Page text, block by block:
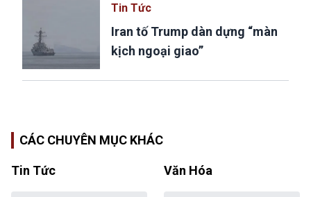
Tin Tức
Iran tố Trump dàn dựng “màn
kịch ngoại giao”
CÁC CHUYÊN MỤC KHÁC
Tin Tức Văn Hóa